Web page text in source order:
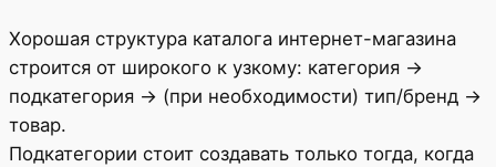
Хорошая структура каталога интернет-магазина
строится от широкого к узкому: категория →
подкатегория → (при необходимости) тип/бренд →
товар.
Подкатегории стоит создавать только тогда, когда